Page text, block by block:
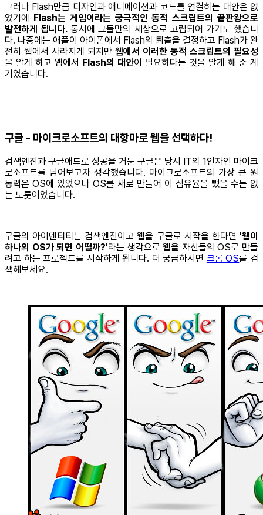
그러나 Flash만큼 디자인과 애니메이션과 코드를 연결하는 대안은 없
었기에 Flash는 게임이라는 궁극적인 동적 스크립트의 끝판왕으로
발전하게 됩니다. 동시에 그들만의 세상으로 고립되어 가기도 했습니
다. 나중에는 애플이 아이폰에서 Flash의 퇴출을 결정하고 Flash가 완
전히 웹에서 사라지게 되지만 웹에서 이러한 동적 스크립트의 필요성
을 알게 하고 웹에서 Flash의 대안이 필요하다는 것을 알게 해 준 계
기였습니다.
구글 - 마이크로소프트의 대항마로 웹을 선택하다!
검색엔진과 구글애드로 성공을 거둔 구글은 당시 IT의 1인자인 마이크
로소프트를 넘어보고자 생각했습니다. 마이크로소프트의 가장 큰 원
동력은 OS에 있었으나 OS를 새로 만들어 이 점유율을 뺐을 수는 없
는 노릇이었습니다.
구글의 아이덴티티는 검색엔진이고 웹을 구글로 시작을 한다면 '웹이
하나의 OS가 되면 어떨까?'라는 생각으로 웹을 자신들의 OS로 만들
려고 하는 프로젝트를 시작하게 됩니다. 더 궁금하시면 크롬 OS를 검
색해보세요.